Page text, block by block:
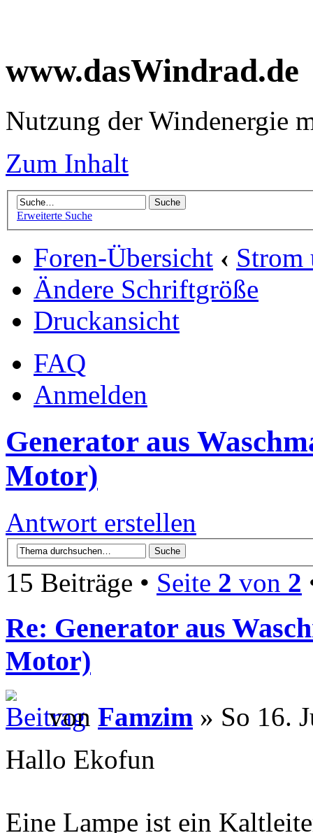
www.dasWindrad.de
Nutzung der Windenergie
Zum Inhalt
Erweiterte Suche
Foren-Übersicht ‹ Strom
Ändere Schriftgröße
Druckansicht
FAQ
Anmelden
Generator aus
Motor)
Antwort erstellen
15 Beiträge • Seite 2 von 2
Re: Generator aus
Motor)
von Famzim » So 16.
Hallo Ekofun
Eine Lampe ist ein